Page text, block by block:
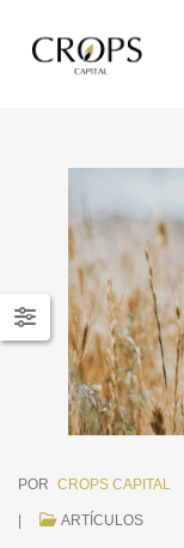
POR CROPS CAPITAL
ARTÍCULOS